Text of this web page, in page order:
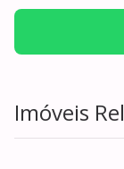
Imóveis